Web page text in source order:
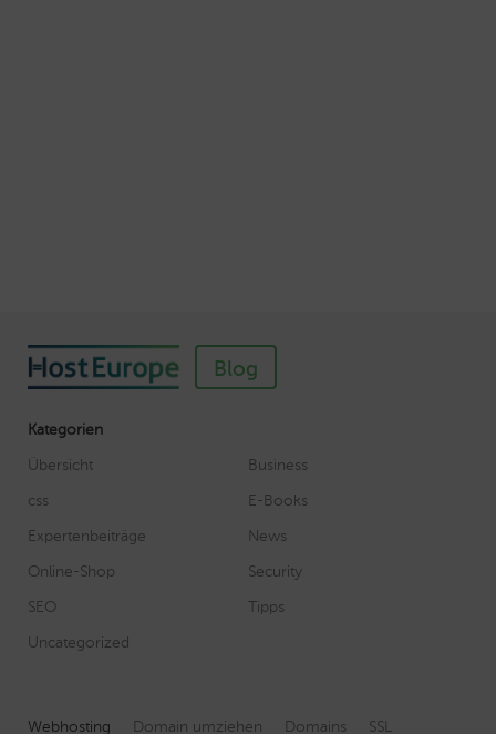
Blog
Kategorien
Übersicht
Business
css
E-Books
Expertenbeiträge
News
Online-Shop
Security
SEO
Tipps
Uncategorized
Webhosting Domain umziehen Domains SSL